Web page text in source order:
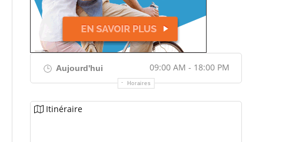
Aujourd'hui 09:00 AM - 18:00 PM
Horaires
Itinéraire